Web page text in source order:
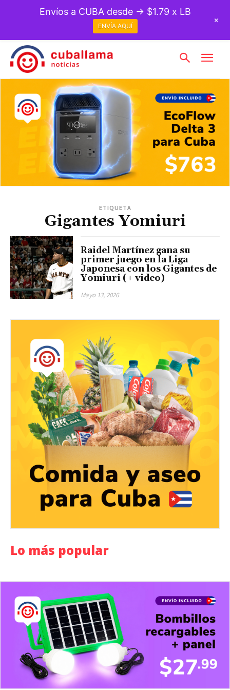
ETIQUETA
Gigantes Yomiuri
Raidel Martínez gana su
primer juego en la Liga
Japonesa con los Gigantes de
Yomiuri (+ video)
Mayo 13, 2026
Lo más popular
Envíos a CUBA desde → $1.79 x LB
ENVÍA AQUÍ
+